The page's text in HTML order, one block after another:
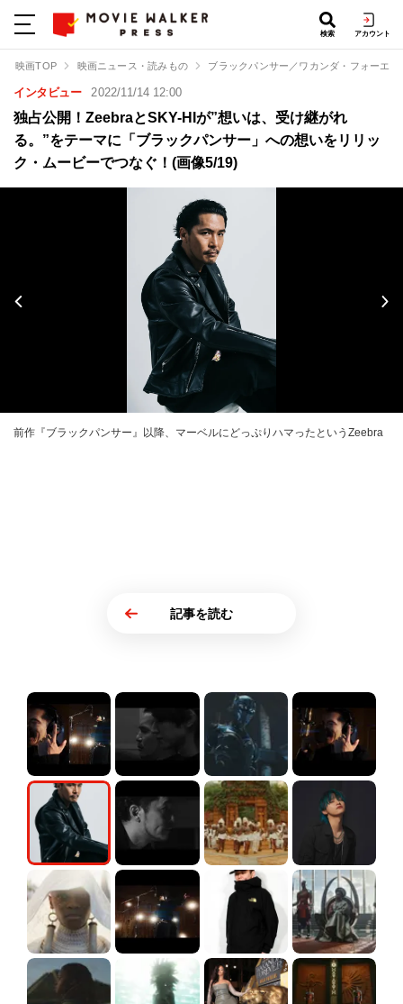
検索 アカウント
映画TOP 映画ニュース・読みもの ブラックパンサー／ワカンダ・フォーエバ
インタビュー 2022/11/14 12:00
独占公開！ZeebraとSKY-HIが”想いは、受け継がれ
る。”をテーマに「ブラックパンサー」への想いをリリッ
ク・ムービーでつなぐ！(画像5/19)
前作『ブラックパンサー』以降、マーベルにどっぷりハマったというZeebra
記事を読む